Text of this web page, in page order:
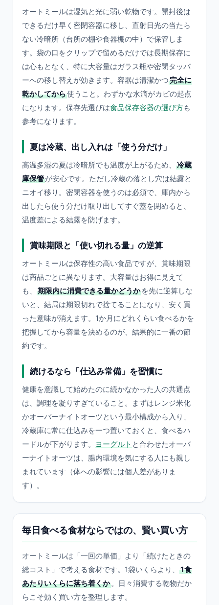
オートミールは湿気と光に弱い乾物です。開封後は
できるだけ早く密閉容器に移し、直射日光の当たら
ない冷暗所（台所の棚や食器棚の中）で保管しま
す。袋の口をクリップで留めるだけでは長期保存に
は心もとなく、特に大容量はガラス瓶や密閉タッパ
ーへの移し替えが効きます。容器は清潔かつ完全に
乾かしてから使うこと。わずかな水滴がカビの起点
になります。保存先選びは食品保存容器の選び方も
参考になります。
夏は冷蔵、出し入れは「使う分だけ」
高温多湿の夏は冷暗所でも温度が上がるため、
冷蔵
庫保管が安心です。ただし冷蔵の落とし穴は結露と
ニオイ移り。密閉容器を使うのは必須で、庫内から
出したら使う分だけ取り出してすぐ蓋を閉めると、
温度差による結露を防げます。
賞味期限と「使い切れる量」の逆算
オートミールは保存性の高い食品ですが、賞味期限
は商品ごとに異なります。大容量はお得に見えて
も、
期限内に消費できる量かどうか を先に逆算しな
いと、結局は期限切れで捨てることになり、安く買
った意味が消えます。1か月にどれくらい食べるかを
把握してから容量を決めるのが、結果的に一番の節
約です。
続けるなら「仕込み常備」を習慣に
健康を意識して始めたのに続かなかった人の共通点
は、調理を凝りすぎていること。まずはレンジ米化
かオーバーナイトオーツという最小構成から入り、
冷蔵庫に常に仕込みを一つ置いておくと、食べるハ
ードルが下がります。
ヨーグルト と合わせたオーバ
ーナイトオーツは、腸内環境を気にする人にも親し
まれています（体への影響には個人差がありま
す）。
毎日食べる食材ならではの、賢い買い方
オートミールは「一回の単価」より「続けたときの
総コスト」で考える食材です。1袋いくらより、
1食
あたりいくらに落ち着くか。日々消費する乾物だか
らこそ効く買い方を整理します。